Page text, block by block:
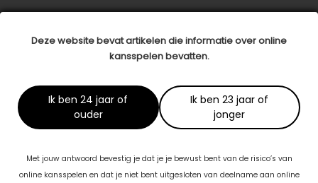
Deze website bevat artikelen die informatie over online
kansspelen bevatten.
Ik ben 24 jaar of
ouder
Ik ben 23 jaar of
jonger
Met jouw antwoord bevestig je dat je je bewust bent van de risico’s van
online kansspelen en dat je niet bent uitgesloten van deelname aan online
Fab & Famouz Geld
Gezicht
Gezonde voeding
Haar
Kamperen
Kinderen